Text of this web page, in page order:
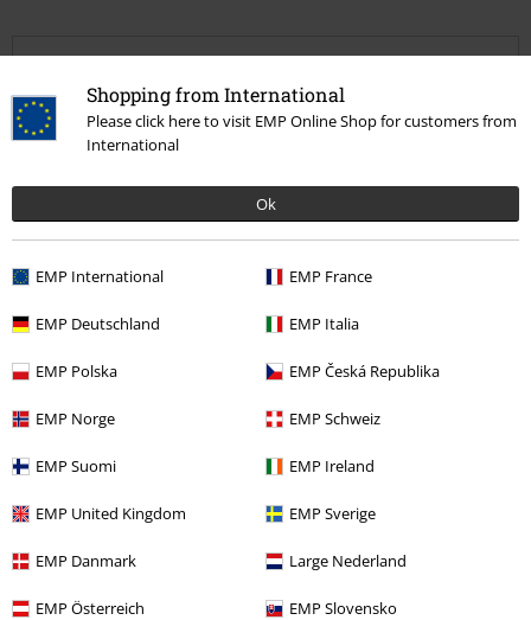
Shopping from International
Please click here to visit EMP Online Shop for customers from
International
Ok
EMP International EMP France
EMP Deutschland EMP Italia
EMP Polska EMP Česká Republika
EMP Norge EMP Schweiz
EMP Suomi EMP Ireland
EMP United Kingdom EMP Sverige
EMP Danmark Large Nederland
EMP Österreich EMP Slovensko
Juan Ignacio M.
2 Reseñas
Publicado: miércoles, 28 febrero, 2024
La verdad es como en la foto , bien chula
Calidad
Diseño
Ajuste
Longitud